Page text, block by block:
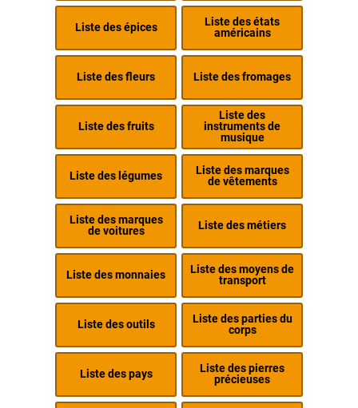
Liste des épices
Liste des états
américains
Liste des fleurs Liste des fromages
Liste des fruits
Liste des
instruments de
musique
Liste des légumes
Liste des marques
de vêtements
Liste des marques
de voitures
Liste des métiers
Liste des monnaies
Liste des moyens de
transport
Liste des outils
Liste des parties du
corps
Liste des pays
Liste des pierres
précieuses